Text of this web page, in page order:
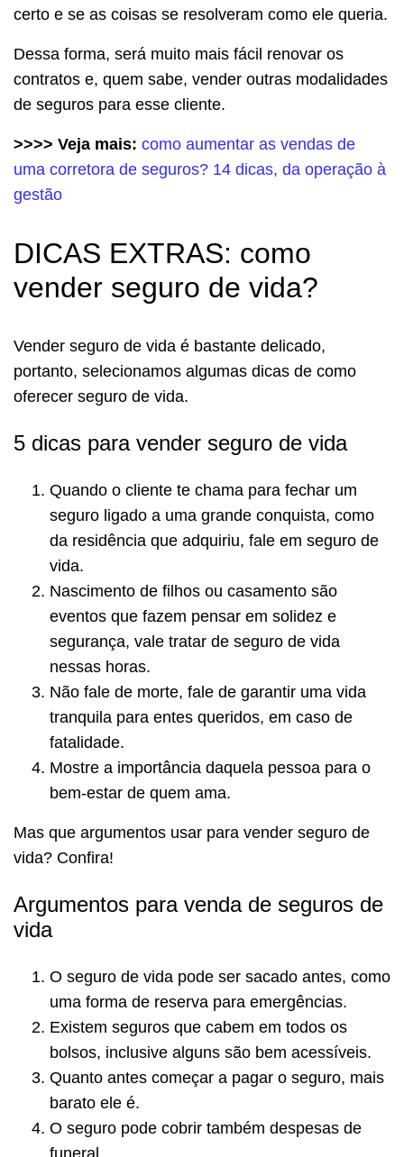
certo e se as coisas se resolveram como ele queria.
Dessa forma, será muito mais fácil renovar os
contratos e, quem sabe, vender outras modalidades
de seguros para esse cliente.
>>>> Veja mais: como aumentar as vendas de
uma corretora de seguros? 14 dicas, da operação à
gestão
DICAS EXTRAS: como
vender seguro de vida?
Vender seguro de vida é bastante delicado,
portanto, selecionamos algumas dicas de como
oferecer seguro de vida.
5 dicas para vender seguro de vida
Quando o cliente te chama para fechar um
seguro ligado a uma grande conquista, como
da residência que adquiriu, fale em seguro de
vida.
Nascimento de filhos ou casamento são
eventos que fazem pensar em solidez e
segurança, vale tratar de seguro de vida
nessas horas.
Não fale de morte, fale de garantir uma vida
tranquila para entes queridos, em caso de
fatalidade.
Mostre a importância daquela pessoa para o
bem-estar de quem ama.
Mas que argumentos usar para vender seguro de
vida? Confira!
Argumentos para venda de seguros de
vida
O seguro de vida pode ser sacado antes, como
uma forma de reserva para emergências.
Existem seguros que cabem em todos os
bolsos, inclusive alguns são bem acessíveis.
Quanto antes começar a pagar o seguro, mais
barato ele é.
O seguro pode cobrir também despesas de